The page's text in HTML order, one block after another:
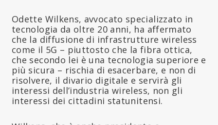
Odette Wilkens, avvocato specializzato in
tecnologia da oltre 20 anni, ha affermato
che la diffusione di infrastrutture wireless
come il 5G – piuttosto che la fibra ottica,
che secondo lei è una tecnologia superiore e
più sicura – rischia di esacerbare, e non di
risolvere, il divario digitale e servirà gli
interessi dell’industria wireless, non gli
interessi dei cittadini statunitensi.